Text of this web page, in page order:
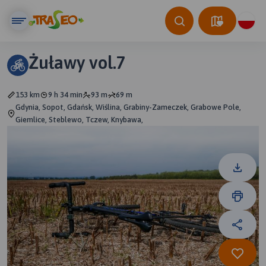
Żuławy vol.7
153 km 9 h 34 min 93 m
69 m
Gdynia, Sopot, Gdańsk, Wiślina, Grabiny-Zameczek, Grabowe Pole,
Giemlice, Steblewo, Tczew, Knybawa,